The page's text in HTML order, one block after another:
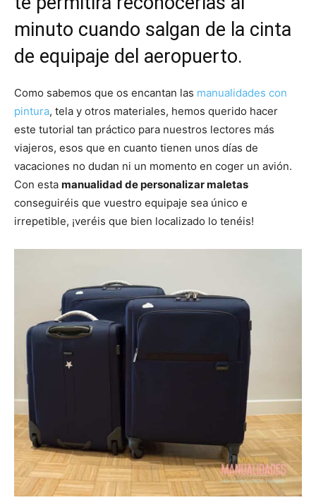
minuto cuando salgan de la cinta
de equipaje del aeropuerto.
Como sabemos que os encantan las manualidades con
pintura, tela y otros materiales, hemos querido hacer
este tutorial tan práctico para nuestros lectores más
viajeros, esos que en cuanto tienen unos días de
vacaciones no dudan ni un momento en coger un avión.
Con esta manualidad de personalizar maletas
conseguiréis que vuestro equipaje sea único e
irrepetible, ¡veréis que bien localizado lo tenéis!